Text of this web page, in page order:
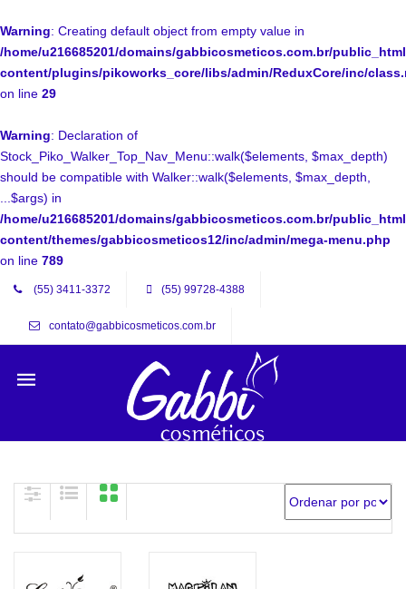
Warning: Creating default object from empty value in
/home/u216685201/domains/gabbicosmeticos.com.br/
content/plugins/pikoworks_core/libs/admin/ReduxCore/inc/
on line 29
Warning: Declaration of
Stock_Piko_Walker_Top_Nav_Menu::walk($elements, $max_depth)
should be compatible with Walker::walk($elements, $max_depth,
...$args) in
/home/u216685201/domains/gabbicosmeticos.com.br/
content/themes/gabbicosmeticos12/inc/admin/mega-menu.php
on line 789
(55) 3411-3372 (55) 99728-4388
contato@gabbicosmeticos.com.br
Mobile
Skip to content